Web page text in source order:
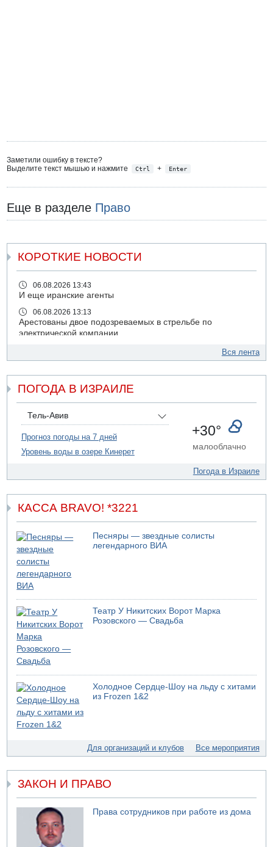
Заметили ошибку в тексте?
Выделите текст мышью и нажмите
Ctrl + Enter
Еще в разделе Право
КОРОТКИЕ НОВОСТИ
06.08.2026 13:43
И еще иранские агенты
06.08.2026 13:13
Арестованы двое подозреваемых в стрельбе по
электрической компании
Возле Кирьят-Арбы пожар на местности
06.08.2026 12:06
США не будут давить на Израиль в вопросе Ливана
06.08.2026 11:41
Трое подростков ограбили сексшоп в Холоне
Взрыв в Северном Тель-Авиве
06.08.2026 08:11
Израиль провел испытания системы противоракетной
обороны "Хец"
05.08.2026 18:28
МАДА призывает израильтян срочно сдавать кровь
05.08.2026 17:00
Бывший посол Израиля в ООН Гилад Эрдан объявит в
четверг о создании новой политической партии
05.08.2026 13:49
На севере Израиля на берег выбросило тело
05.08.2026 13:32
В России горят новые склады
05.08.2026 10:19
Хуситы сообщают об атаке по Саудовскому танкеру
05.08.2026 10:16
Левые активисты пытались ворваться в офис
"Религиозного сионизма"
05.08.2026 06:42
В Дубае поднимается дым над портом
Еще один меморандум для Ирана
04.08.2026 20:31
Минздрав и Министерство экологии сообщили о
необычно высоком уровне загрязнения воды в девяти
04.08.2026 19:20
Шоссе 6 и участок шоссе 1 в восточном направлении в
районе Бейт-Шемеша вновь открыты для движения
Вся лента
ПОГОДА В ИЗРАИЛЕ
Тель-Авив
Прогноз погоды на 7 дней
Уровень воды в озере Кинерет
+30°
малооблачно
Погода в Израиле
КАССА BRAVO! *3221
Песняры — звездные солисты
легендарного ВИА
Театр У Никитских Ворот Марка
Розовского — Свадьба
Холодное Сердце-Шоу на льду с хитами
из Frozen 1&2
Для организаций и клубов Все мероприятия
ЗАКОН И ПРАВО
Права сотрудников при работе из дома